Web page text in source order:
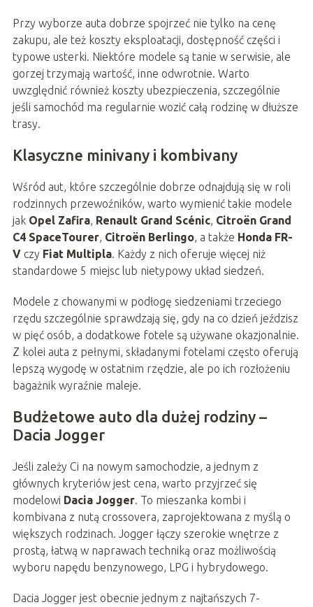
Przy wyborze auta dobrze spojrzeć nie tylko na cenę
zakupu, ale też koszty eksploatacji, dostępność części i
typowe usterki. Niektóre modele są tanie w serwisie, ale
gorzej trzymają wartość, inne odwrotnie. Warto
uwzględnić również koszty ubezpieczenia, szczególnie
jeśli samochód ma regularnie wozić całą rodzinę w dłuższe
trasy.
Klasyczne minivany i kombivany
Wśród aut, które szczególnie dobrze odnajdują się w roli
rodzinnych przewoźników, warto wymienić takie modele
jak Opel Zafira, Renault Grand Scénic, Citroën Grand
C4 SpaceTourer, Citroën Berlingo, a także Honda FR-
Vczy Fiat Multipla. Każdy z nich oferuje więcej niż
standardowe 5 miejsc lub nietypowy układ siedzeń.
Modele z chowanymi w podłogę siedzeniami trzeciego
rzędu szczególnie sprawdzają się, gdy na co dzień jeździsz
w pięć osób, a dodatkowe fotele są używane okazjonalnie.
Z kolei auta z pełnymi, składanymi fotelami często oferują
lepszą wygodę w ostatnim rzędzie, ale po ich rozłożeniu
bagażnik wyraźnie maleje.
Budżetowe auto dla dużej rodziny –
Dacia Jogger
Jeśli zależy Ci na nowym samochodzie, a jednym z
głównych kryteriów jest cena, warto przyjrzeć się
modelowi Dacia Jogger. To mieszanka kombi i
kombivana z nutą crossovera, zaprojektowana z myślą o
większych rodzinach. Jogger łączy szerokie wnętrze z
prostą, łatwą w naprawach techniką oraz możliwością
wyboru napędu benzynowego, LPG i hybrydowego.
Dacia Jogger jest obecnie jednym z najtańszych 7-